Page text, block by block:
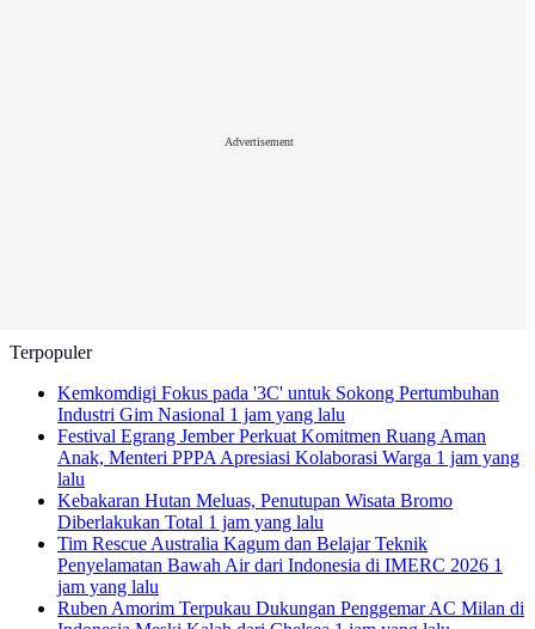
Advertisement
Terpopuler
Kemkomdigi Fokus pada '3C' untuk Sokong Pertumbuhan
Industri Gim Nasional 1 jam yang lalu
Festival Egrang Jember Perkuat Komitmen Ruang Aman
Anak, Menteri PPPA Apresiasi Kolaborasi Warga 1 jam yang
lalu
Kebakaran Hutan Meluas, Penutupan Wisata Bromo
Diberlakukan Total 1 jam yang lalu
Tim Rescue Australia Kagum dan Belajar Teknik
Penyelamatan Bawah Air dari Indonesia di IMERC 2026 1
jam yang lalu
Ruben Amorim Terpukau Dukungan Penggemar AC Milan di